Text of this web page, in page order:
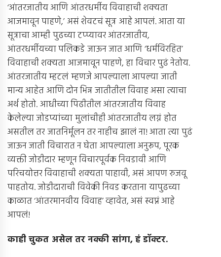
‘आंतरजातीय आणि आंतरधर्मीय विवाहाची शक्यता
आजमावून पाहणे,’ असं शेवटचं सूत्र आहे आपलं. आता या
सूत्राचा आम्ही पुढच्या टप्प्यावर आंतरजातीय,
आंतरधर्मीयच्या पलिकडे जाऊन जात आणि ‘धर्मविरहित’
विवाहाची शक्यता आजमावून पाहणे, हा विचार पुढं नेतोय.
आंतरजातीय म्हटलं म्हणजे आपल्याला आपल्या जाती
मान्य आहेत आणि दोन भिन्न जातीतील विवाह असा त्याचा
अर्थ होतो. आधीच्या पिढीतील आंतरजातीय विवाह
केलेल्या जोडप्यांच्या मुलांचीही आंतरजातीय लग्नं होत
असतील तर जातनिर्मूलन तर नाहीच झालं ना! आता त्या पुढं
जाऊन जाती विचारात न घेता आपल्याला अनुरूप, पूरक
व्यक्ती जोडीदार म्हणून विचारपूर्वक निवडावी आणि
परिचयोत्तर विवाहाची शक्यता पाहावी, असं आपण रुजवू
पाहतोय. जोडीदाराची विवेकी निवड करताना यापुढच्या
काळात ‘आंतरमानवीय विवाह’ व्हावेत, असं स्वप्नं आहे
आपलं!
काही चुकत असेल तर नक्की सांगा,हं डॉक्टर.